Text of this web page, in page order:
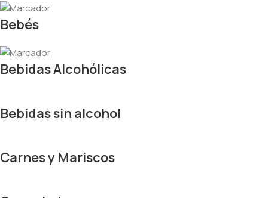
Bebés
Bebidas Alcohólicas
Bebidas sin alcohol
Carnes y Mariscos